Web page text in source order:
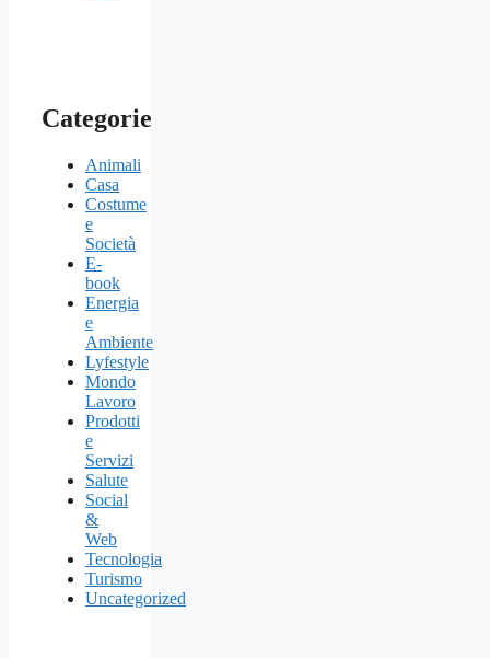
Categorie
Animali
Casa
Costume
e
Società
E-
book
Energia
e
Ambiente
Lyfestyle
Mondo
Lavoro
Prodotti
e
Servizi
Salute
Social
&
Web
Tecnologia
Turismo
Uncategorized